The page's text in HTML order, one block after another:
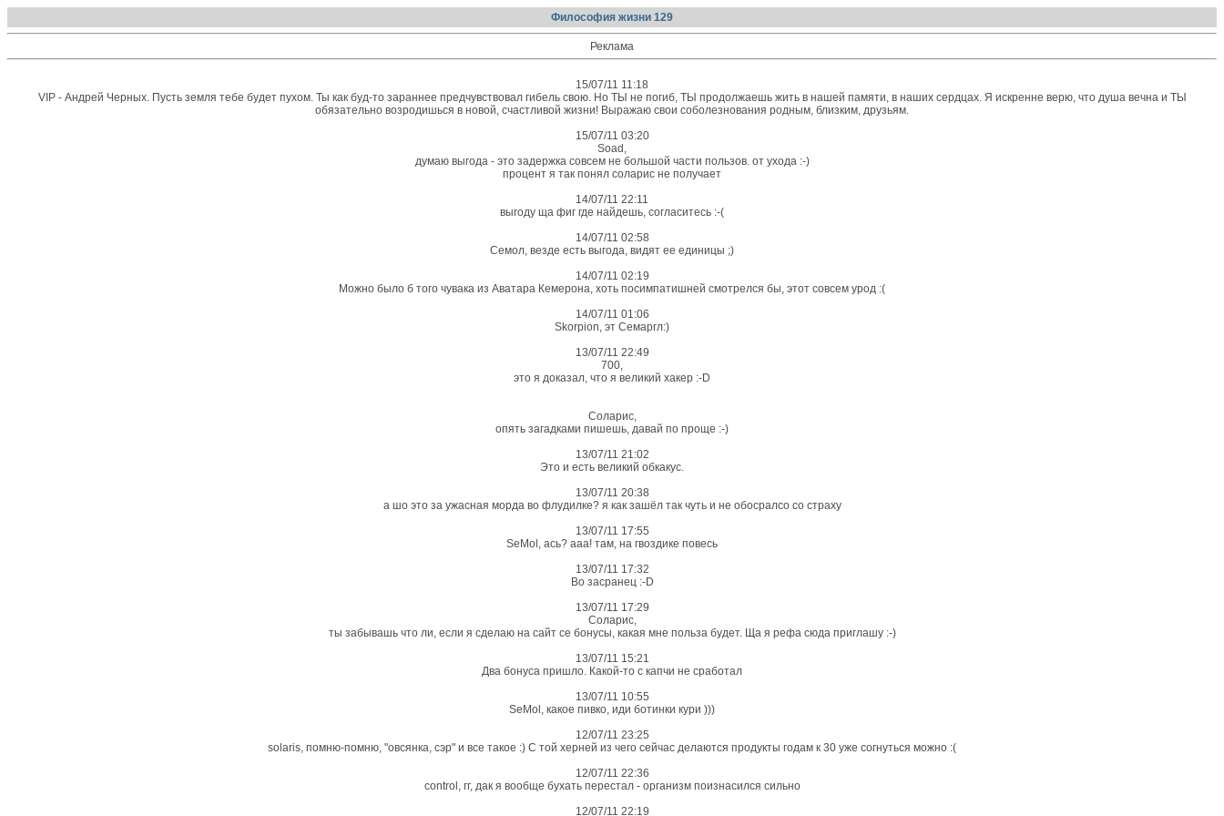
Философия жизни 129
Реклама
15/07/11 11:18
VIP - Андрей Черных. Пусть земля тебе будет пухом. Ты как буд-то зараннее предчувствовал гибель свою. Но ТЫ не погиб, ТЫ продолжаешь жить в нашей памяти, в наших сердцах. Я искренне верю, что душа вечна и ТЫ
обязательно возродишься в новой, счастливой жизни! Выражаю свои соболезнования родным, близким, друзьям.
15/07/11 03:20
Soad,
думаю выгода - это задержка совсем не большой части пользов. от ухода :-)
процент я так понял соларис не получает
14/07/11 22:11
выгоду ща фиг где найдешь, согласитесь :-(
14/07/11 02:58
Семол, везде есть выгода, видят ее единицы ;)
14/07/11 02:19
Можно было б того чувака из Аватара Кемерона, хоть посимпатишней смотрелся бы, этот совсем урод :(
14/07/11 01:06
Skorpion, эт Семаргл:)
13/07/11 22:49
700,
это я доказал, что я великий хакер :-D
Соларис,
опять загадками пишешь, давай по проще :-)
13/07/11 21:02
Это и есть великий обкакус.
13/07/11 20:38
а шо это за ужасная морда во флудилке? я как зашёл так чуть и не обосралсо со страху
13/07/11 17:55
SeMol, ась? ааа! там, на гвоздике повесь
13/07/11 17:32
Во засранец :-D
13/07/11 17:29
Соларис,
ты забывашь что ли, если я сделаю на сайт се бонусы, какая мне польза будет. Ща я рефа сюда приглашу :-)
13/07/11 15:21
Два бонуса пришло. Какой-то с капчи не сработал
13/07/11 10:55
SeMol, какое пивко, иди ботинки кури )))
12/07/11 23:25
solaris, помню-помню, "овсянка, сэр" и все такое :) С той херней из чего сейчас делаются продукты годам к 30 уже согнуться можно :(
12/07/11 22:36
control, гг, дак я вообще бухать перестал - организм поизнасился сильно
12/07/11 22:19